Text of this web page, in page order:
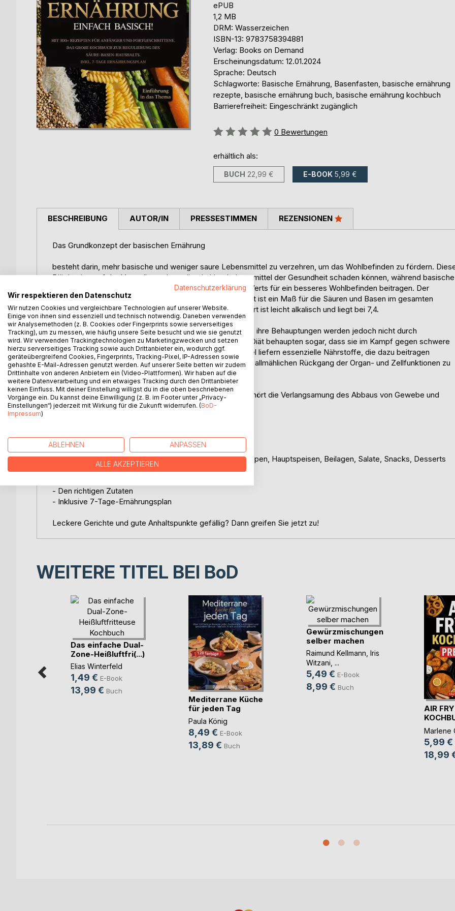
ePUB
1,2 MB
DRM: Wasserzeichen
ISBN-13: 9783758394881
Verlag: Books on Demand
Erscheinungsdatum: 12.01.2024
Sprache: Deutsch
Schlagworte: Basische Ernährung, Basenfasten, basische ernährung
rezepte, basische ernährung buch, basische ernährung kochbuch
Barrierefreiheit: Eingeschränkt zugänglich
Bewertung::
0 Bewertungen
erhältlich als:
BUCH 22,99 € E-BOOK 5,99 €
BESCHREIBUNG
Das Grundkonzept der basischen Ernährung
besteht darin, mehr basische und weniger saure Lebensmittel zu verzehren, um das Wohlbefinden zu fördern.
Diät basiert auf der Vorstellung, dass säurehaltige Lebensmittel der Gesundheit schaden können, während basische
Lebensmittel zur Aufrechterhaltung eines optimalen pH-Werts für ein besseres Wohlbefinden beitragen. Der
empfohlene pH-Wert im Körper gemäß der basischen Diät ist ein Maß für die Säuren und Basen im gesamten
Körper auf einer Skala von 0 bis 14. Der günstigste pH-Wert ist leicht alkalisch und liegt bei 7,4.
Die alkalische Diät soll Krankheiten und Krebs bekämpfen, ihre Behauptungen werden jedoch nicht durch
wissenschaftliche Beweise gestützt. Befürworter dieser Diät behaupten sogar, dass sie im Kampf gegen schwere
Krankheiten wie Krebs helfen kann. Basische Lebensmittel liefern essenzielle Nährstoffe, die dazu beitragen
können, beschleunigte Alterungserscheinungen und einen allmählichen Rückgang der Organ- und Zellfunktionen zu
verhindern.
Zu den potenziellen Vorteilen der basischen Ernährung gehört die Verlangsamung des Abbaus von Gewebe und
Knochenmasse.
Sie sind auf der Suche nach
- 300+ leckeren basischen Rezepten (u.a. Frühstück, Suppen, Hauptspeisen, Beilagen, Salate, Snacks, Desserts
- Den richtigen Zutaten
- Inklusive 7-Tage-Ernährungsplan
Leckere Gerichte und gute Anhaltspunkte gefällig? Dann greifen Sie jetzt zu!
AUTOR/IN PRESSESTIMMEN REZENSIONEN
WEITERE TITEL BEI BoD
Das einfache Dual-
Zone-Heißluftfri(...)
Elias Winterfeld
1,49 € E-Book
13,99 € Buch
Mediterrane Küche
für jeden Tag
Paula König
8,49 € E-Book
13,89 € Buch
Gewürzmischungen
selber machen
Raimund Kellmann Iris
Witzani , ...
5,49 € E-Book
8,99 € Buch
AIR
Marlene
5,99 €
18,99
Datenschutzerklärung
Wir respektieren den Datenschutz
Wir nutzen Cookies und vergleichbare Technologien auf unserer Website.
Einige von ihnen sind essenziell und technisch notwendig. Daneben verwenden
wir Analysemethoden (z. B. Cookies oder Fingerprints sowie serverseitiges
Tracking), um zu messen, wie häufig unsere Seite besucht und wie sie genutzt
wird. Wir verwenden Trackingtechnologien zu Marketingzwecken und setzen
hierzu serverseitiges Tracking sowie auch Drittanbieter ein, wodurch ggf.
geräteübergreifend Cookies, Fingerprints, Tracking-Pixel, IP-Adressen sowie
gehashte E-Mail-Adressen genutzt werden. Auf unserer Seite betten wir zudem
Drittinhalte von anderen Anbietern ein (Video-Plattformen). Wir haben auf die
weitere Datenverarbeitung und ein etwaiges Tracking durch den Drittanbieter
keinen Einfluss. Mit deiner Einstellung willigst du in die oben beschriebenen
Vorgänge ein. Du kannst deine Einwilligung (z. B. im Footer unter „Privacy-
Einstellungen“) jederzeit mit Wirkung für die Zukunft widerrufen. (BoD-
Impressum)
ABLEHNEN ANPASSEN
ALLE AKZEPTIEREN